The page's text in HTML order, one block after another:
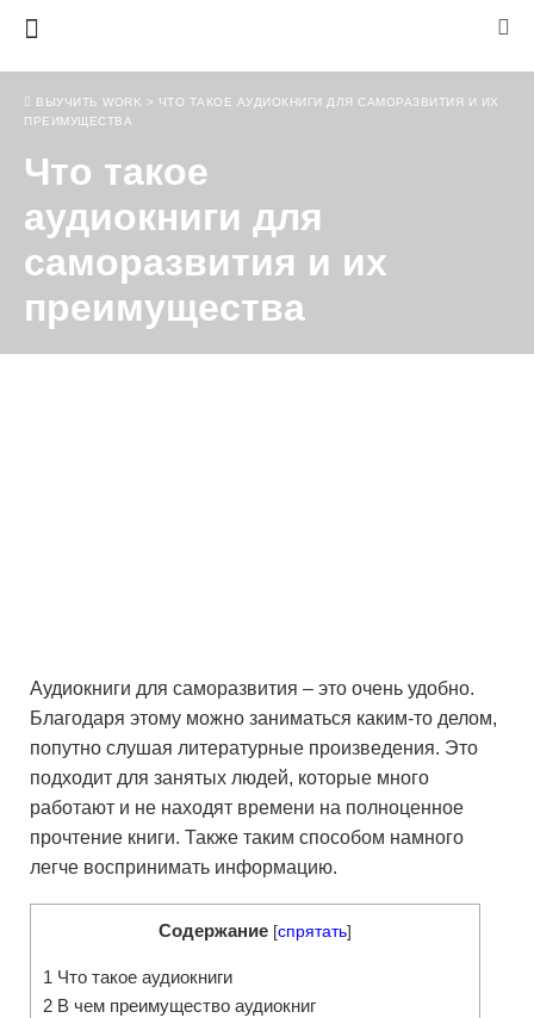
ВЫУЧИТЬ WORK > ЧТО ТАКОЕ АУДИОКНИГИ ДЛЯ САМОРАЗВИТИЯ И ИХ
ПРЕИМУЩЕСТВА
Что такое
аудиокниги для
саморазвития и их
преимущества
Аудиокниги для саморазвития – это очень удобно.
Благодаря этому можно заниматься каким-то делом,
попутно слушая литературные произведения. Это
подходит для занятых людей, которые много
работают и не находят времени на полноценное
прочтение книги. Также таким способом намного
легче воспринимать информацию.
Содержание [спрятать]
1 Что такое аудиокниги
2 В чем преимущество аудиокниг